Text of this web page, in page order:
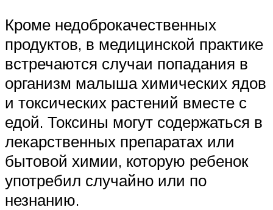
Кроме недоброкачественных
продуктов, в медицинской практике
встречаются случаи попадания в
организм малыша химических ядов
и токсических растений вместе с
едой. Токсины могут содержаться в
лекарственных препаратах или
бытовой химии, которую ребенок
употребил случайно или по
незнанию.